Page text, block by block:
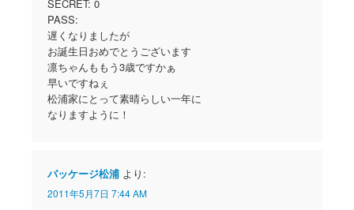
SECRET: 0
PASS:
遅くなりましたが
お誕生日おめでとうございます
凛ちゃんももう3歳ですかぁ
早いですねぇ
松浦家にとって素晴らしい一年に
なりますように！
パッケージ松浦 より:
2011年5月7日 7:44 AM